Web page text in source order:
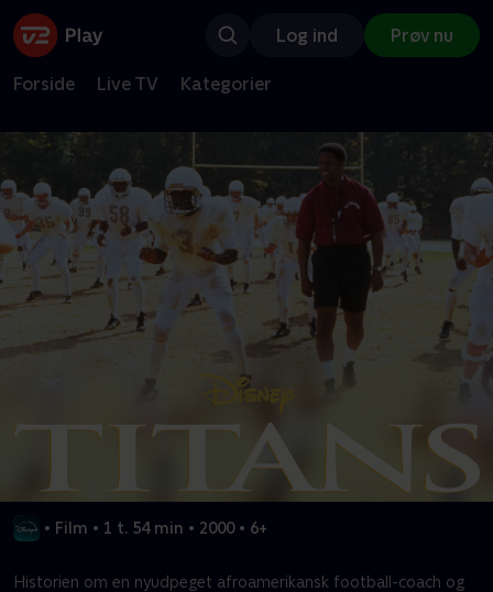
Log ind Prøv nu
Forside Live TV Kategorier
• Film • 1 t. 54 min • 2000 • 6+
Historien om en nyudpeget afroamerikansk football-coach og